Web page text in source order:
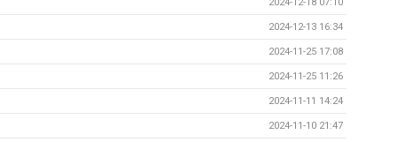
2024-12-13 16:34
2024-11-25 17:08
2024-11-25 11:26
2024-11-11 14:24
2024-11-10 21:47